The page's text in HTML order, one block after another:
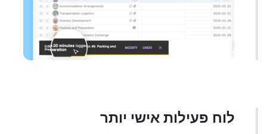
לוח פעילות אישי יותר